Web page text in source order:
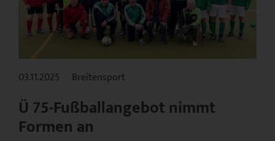
03.11.2025 Breitensport
Ü 75-Fußballangebot nimmt
Formen an